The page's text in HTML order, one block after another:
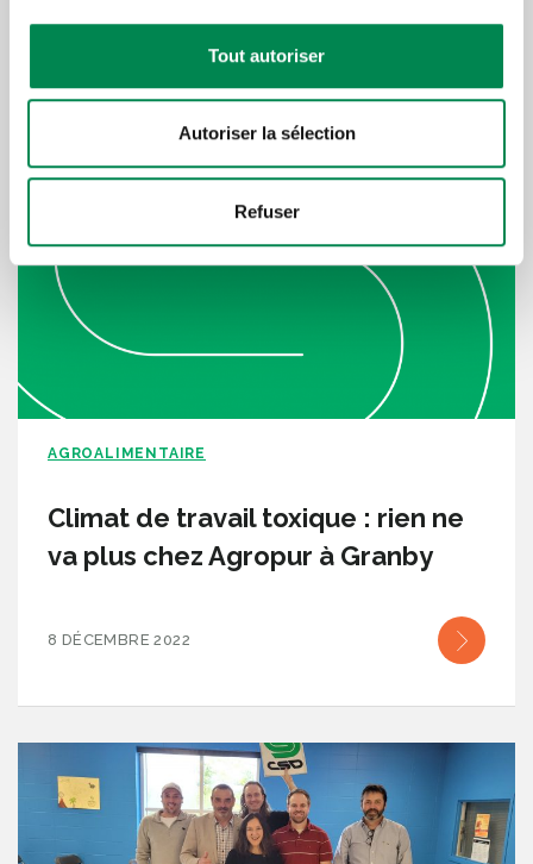
Tout autoriser
Autoriser la sélection
Refuser
Lire plus d'articles sous la
même thématique
AGROALIMENTAIRE
Climat de travail toxique : rien ne
va plus chez Agropur à Granby
8 DÉCEMBRE 2022